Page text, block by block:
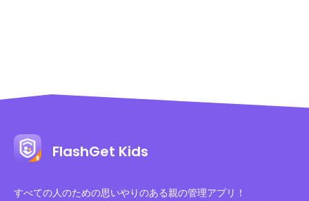
FlashGet Kids
すべての人のための思いやりのある親の管理アプリ！